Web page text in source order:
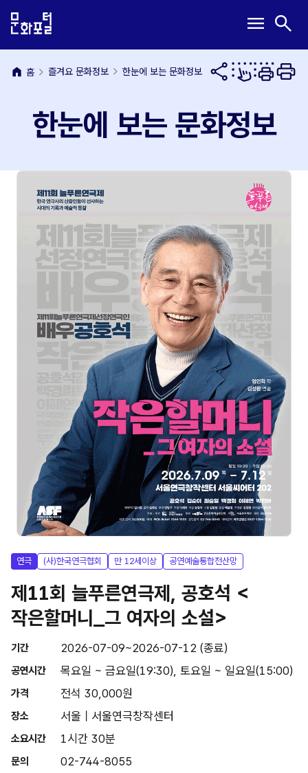
문
내
용
메
뉴
바
메
열
기
menu 검
열
기
search
home 홈 즐겨요 문화정보 한눈에 보는 문화정보
한눈에 보는 문화정보
연극 (사)한국연극협회 만 12세이상 공연예술통합전산망
제11회 늘푸른연극제, 공호석 <
작은할머니_그 여자의 소설>
기간 2026-07-09~2026-07-12 (종료)
공연시간 목요일 ~ 금요일(19:30), 토요일 ~ 일요일(15:00)
가격 전석 30,000원
장소 서울 | 서울연극창작센터
소요시간 1시간 30분
문의 02-744-8055